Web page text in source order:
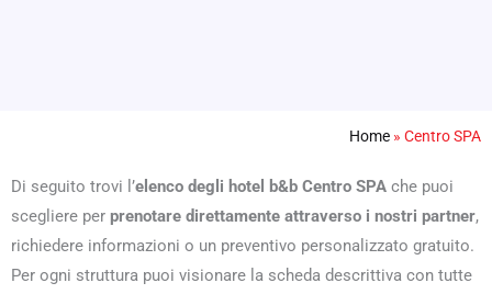
Home » Centro SPA
Di seguito trovi l’elenco degli hotel b&b Centro SPA che puoi
scegliere per prenotare direttamente attraverso i nostri partner,
richiedere informazioni o un preventivo personalizzato gratuito.
Per ogni struttura puoi visionare la scheda descrittiva con tutte